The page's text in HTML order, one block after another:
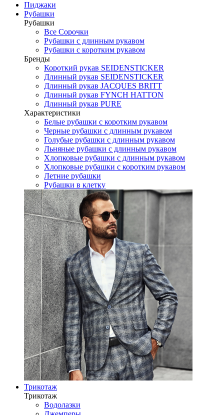
Пиджаки
Рубашки
Рубашки
Все Сорочки
Рубашки с длинным рукавом
Рубашки с коротким рукавом
Бренды
Короткий рукав SEIDENSTICKER
Длинный рукав SEIDENSTICKER
Длинный рукав JAСQUES BRITT
Длинный рукав FYNCH HATTON
Длинный рукав PURE
Характеристики
Белые рубашки с коротким рукавом
Черные рубашки с длинным рукавом
Голубые рубашки с длинным рукавом
Льняные рубашки с длинным рукавом
Хлопковые рубашки с длинным рукавом
Хлопковые рубашки с коротким рукавом
Летние рубашки
Рубашки в клетку
Трикотаж
Трикотаж
Водолазки